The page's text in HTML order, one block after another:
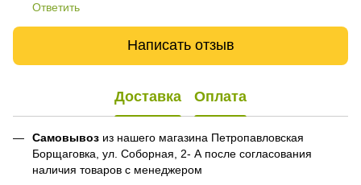
Ответить
Написать отзыв
Доставка Оплата
Самовывоз из нашего магазина Петропавловская
Борщаговка, ул. Соборная, 2- А после согласования
наличия товаров с менеджером